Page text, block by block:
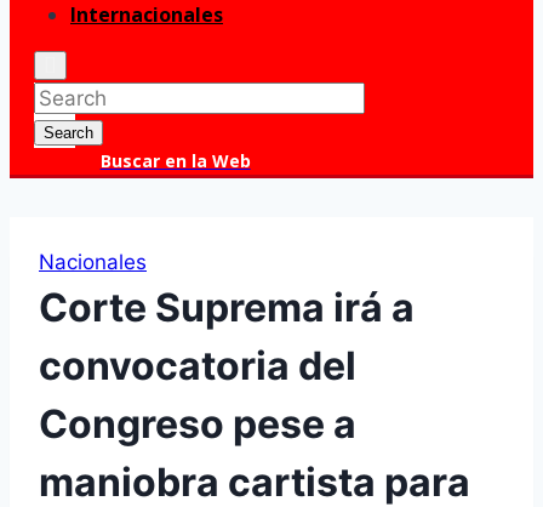
Internacionales
Enter
Keyword
Search
for:
Search
SearchBuscar en la Web
Nacionales
Corte Suprema irá a
convocatoria del
Congreso pese a
maniobra cartista para